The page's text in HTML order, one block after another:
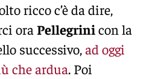
ricco c’è da dire,
ora Pellegrinicon la
successivo,ad oggi
che ardua. Poi